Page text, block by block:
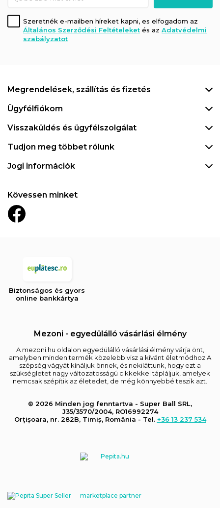
Szeretnék e-mailben híreket kapni, es elfogadom az
Általános Szerződési Feltételeket és az Adatvédelmi
szabályzatot
Megrendelések, szállítás és fizetés
Ügyfélfiókom
Visszaküldés és ügyfélszolgálat
Tudjon meg többet rólunk
Jogi információk
Kövessen minket
Biztonságos és gyors
online bankkártya
Mezoni - egyedülálló vásárlási élmény
A mezoni.hu oldalon egyedülálló vásárlási élmény várja önt,
amelyben minden termék közelebb visz a kívánt életmódhoz.A
szépség vágyát kínáljuk önnek, és nekiláttunk, hogy ezt a
szükségletet nagy változatosságú cikkekkel tápláljuk, amelyek
nemcsak szépítik az életedet, de még könnyebbé teszik azt.
© 2026 Minden jog fenntartva - Super Ball SRL,
J35/3570/2004, RO16992274
Orțișoara, nr. 282B, Timiș, România - Tel. +36 13 237 534
marketplace partner